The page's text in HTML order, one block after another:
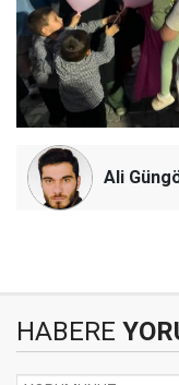
Ali
HABERE